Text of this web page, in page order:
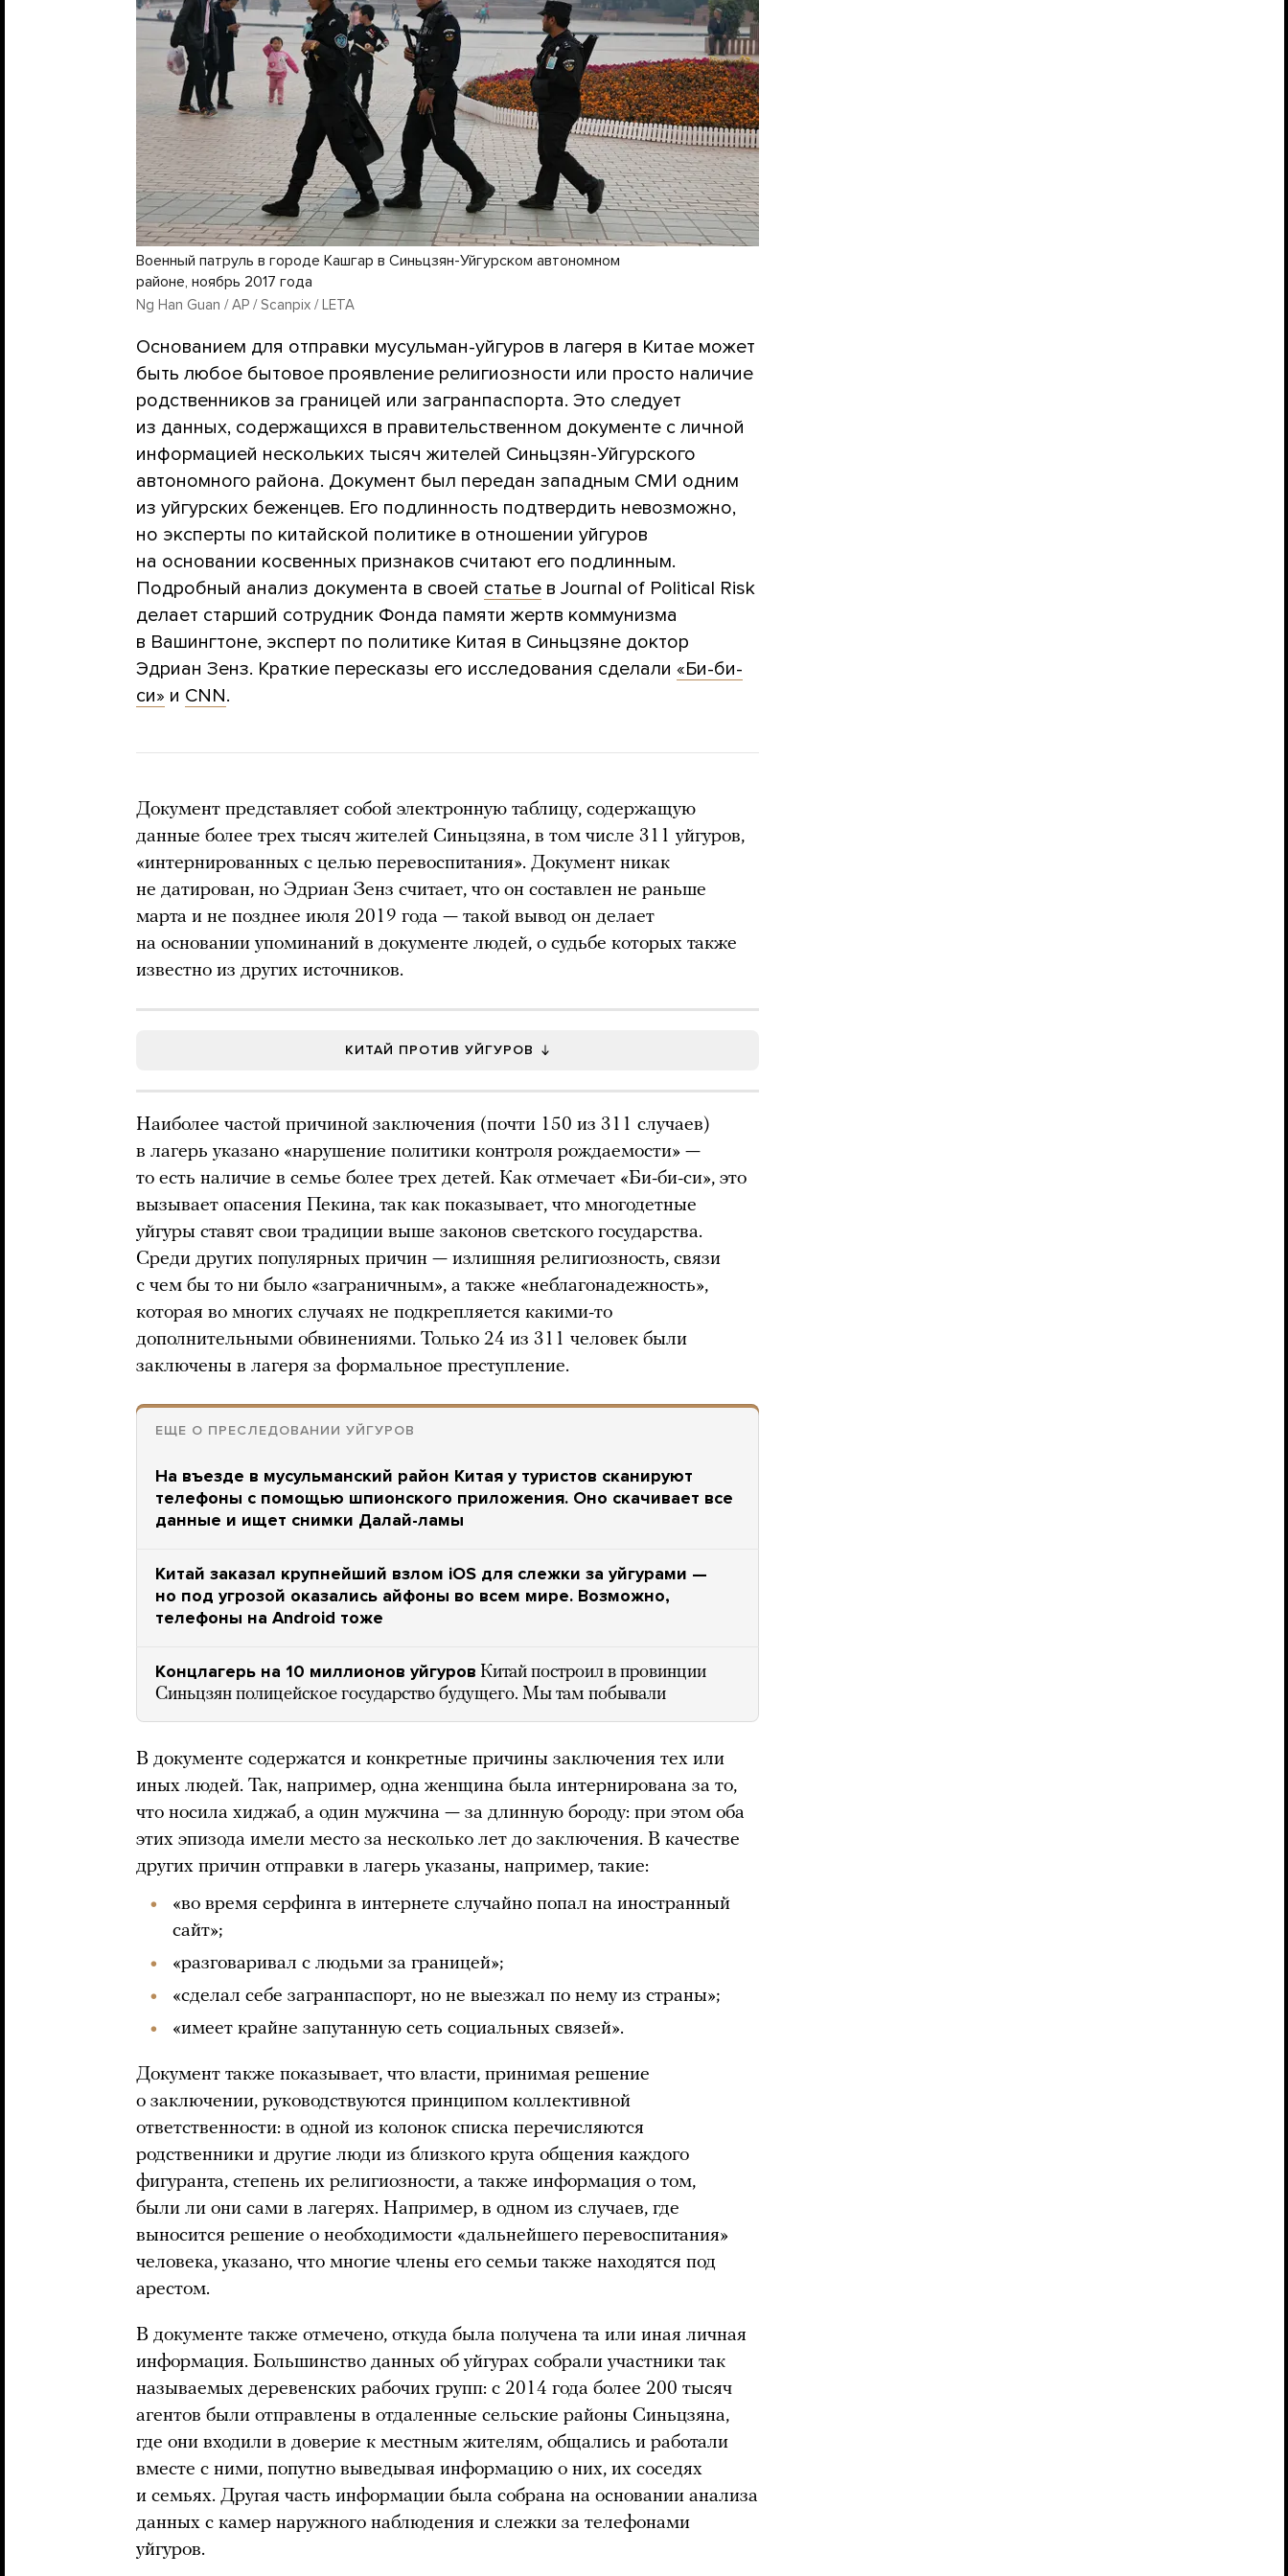
Военный патруль в городе Кашгар в Синьцзян-Уйгурском автономном
районе, ноябрь 2017 года
Ng Han Guan / AP / Scanpix / LETA
Основанием для отправки мусульман-уйгуров в лагеря в Китае может
быть любое бытовое проявление религиозности или просто наличие
родственников за границей или загранпаспорта. Это следует
из данных, содержащихся в правительственном документе с личной
информацией нескольких тысяч жителей Синьцзян-Уйгурского
автономного района. Документ был передан западным СМИ одним
из уйгурских беженцев. Его подлинность подтвердить невозможно,
но эксперты по китайской политике в отношении уйгуров
на основании косвенных признаков считают его подлинным.
Подробный анализ документа в своей статье в Journal of Political Risk
делает старший сотрудник Фонда памяти жертв коммунизма
в Вашингтоне, эксперт по политике Китая в Синьцзяне доктор
Эдриан Зенз. Краткие пересказы его исследования сделали «Би-би-
си» и CNN.
Документ представляет собой электронную таблицу, содержащую
данные более трех тысяч жителей Синьцзяна, в том числе 311 уйгуров,
«интернированных с целью перевоспитания». Документ никак
не датирован, но Эдриан Зенз считает, что он составлен не раньше
марта и не позднее июля 2019 года — такой вывод он делает
на основании упоминаний в документе людей, о судьбе которых также
известно из других источников.
КИТАЙ ПРОТИВ УЙГУРОВ
Наиболее частой причиной заключения (почти 150 из 311 случаев)
в лагерь указано «нарушение политики контроля рождаемости» —
то есть наличие в семье более трех детей. Как отмечает «Би-би-си», это
вызывает опасения Пекина, так как показывает, что многодетные
уйгуры ставят свои традиции выше законов светского государства.
Среди других популярных причин — излишняя религиозность, связи
с чем бы то ни было «заграничным», а также «неблагонадежность»,
которая во многих случаях не подкрепляется какими-то
дополнительными обвинениями. Только 24 из 311 человек были
заключены в лагеря за формальное преступление.
ЕЩЕ О ПРЕСЛЕДОВАНИИ УЙГУРОВ
На въезде в мусульманский район Китая у туристов сканируют
телефоны с помощью шпионского приложения. Оно скачивает все
данные и ищет снимки Далай-ламы
Китай заказал крупнейший взлом iOS для слежки за уйгурами —
но под угрозой оказались айфоны во всем мире. Возможно,
телефоны на Android тоже
Концлагерь на 10 миллионов уйгуров Китай построил в провинции
Синьцзян полицейское государство будущего. Мы там побывали
В документе содержатся и конкретные причины заключения тех или
иных людей. Так, например, одна женщина была интернирована за то,
что носила хиджаб, а один мужчина — за длинную бороду: при этом оба
этих эпизода имели место за несколько лет до заключения. В качестве
других причин отправки в лагерь указаны, например, такие:
«во время серфинга в интернете случайно попал на иностранный
сайт»;
«разговаривал с людьми за границей»;
«сделал себе загранпаспорт, но не выезжал по нему из страны»;
«имеет крайне запутанную сеть социальных связей».
Документ также показывает, что власти, принимая решение
о заключении, руководствуются принципом коллективной
ответственности: в одной из колонок списка перечисляются
родственники и другие люди из близкого круга общения каждого
фигуранта, степень их религиозности, а также информация о том,
были ли они сами в лагерях. Например, в одном из случаев, где
выносится решение о необходимости «дальнейшего перевоспитания»
человека, указано, что многие члены его семьи также находятся под
арестом.
В документе также отмечено, откуда была получена та или иная личная
информация. Большинство данных об уйгурах собрали участники так
называемых деревенских рабочих групп: с 2014 года более 200 тысяч
агентов были отправлены в отдаленные сельские районы Синьцзяна,
где они входили в доверие к местным жителям, общались и работали
вместе с ними, попутно выведывая информацию о них, их соседях
и семьях. Другая часть информации была собрана на основании анализа
данных с камер наружного наблюдения и слежки за телефонами
уйгуров.